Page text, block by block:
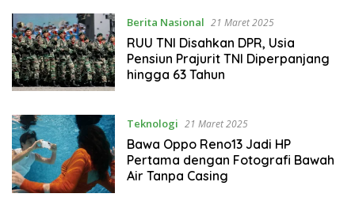
Berita Nasional 21 Maret 2025
RUU TNI Disahkan DPR, Usia
Pensiun Prajurit TNI Diperpanjang
hingga 63 Tahun
Teknologi 21 Maret 2025
Bawa Oppo Reno13 Jadi HP
Pertama dengan Fotografi Bawah
Air Tanpa Casing